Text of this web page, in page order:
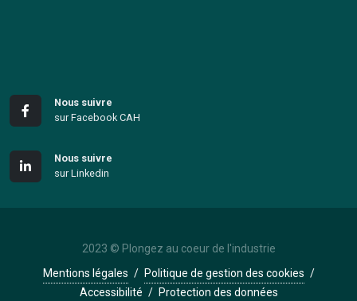
Nous suivre
sur Facebook CAH
Nous suivre
sur Linkedin
2023 © Plongez au coeur de l'industrie
Mentions légales / Politique de gestion des cookies /
Accessibilité / Protection des données